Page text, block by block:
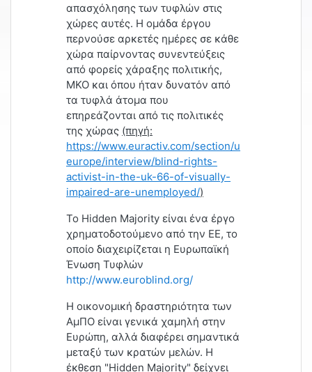
απασχόλησης των τυφλών στις
χώρες αυτές. Η ομάδα έργου
περνούσε αρκετές ημέρες σε κάθε
χώρα παίρνοντας συνεντεύξεις
από φορείς χάραξης πολιτικής,
ΜΚΟ και όπου ήταν δυνατόν από
τα τυφλά άτομα που
επηρεάζονται από τις πολιτικές
της χώρας (πηγή:
https://www.euractiv.com/section/uk-
europe/interview/blind-rights-
activist-in-the-uk-66-of-visually-
impaired-are-unemployed/)
To Hidden Majority είναι ένα έργο
χρηματοδοτούμενο από την ΕΕ, το
οποίο διαχειρίζεται η Ευρωπαϊκή
Ένωση Τυφλών
http://www.euroblind.org/
Η οικονομική δραστηριότητα των
ΑμΠΟ είναι γενικά χαμηλή στην
Ευρώπη, αλλά διαφέρει σημαντικά
μεταξύ των κρατών μελών. Η
έκθεση "Hidden Majority" δείχνει